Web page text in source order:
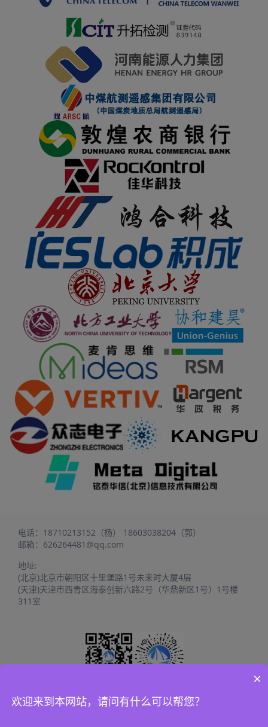
电话： 18710213152（杨）
18603038204（郭）
邮箱： 626264481@qq.com
地址:
(北京)北京市朝阳区十里堡路1号未来时大厦4层
(天津)天津市西青区海泰创新六路2号（华鼎新区1号）1号楼
311室
培训系统 上海国际高中 空气质量监测站 校园外卖系统
×
欢迎来到本网站，请问有什么可以帮您？